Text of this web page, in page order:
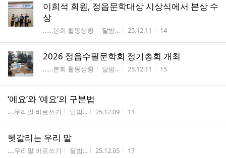
이희석 회원, 정읍문학대상 시상식에서 본상 수
상
게시판명
……본회 활동상황 작성자
달밤... 작성시간
25.12.11 조회수
14
2026 정읍수필문학회 정기총회 개최
게시판명
……본회 활동상황 작성자
달밤... 작성시간
25.12.11 조회수
15
‘에요’와 ‘예요’의 구분법
게시판명
….우리말 바로쓰기 작성자
달밤... 작성시간
25.12.09 조회수
11
헷갈리는 우리 말
게시판명
….우리말 바로쓰기 작성자
달밤... 작성시간
25.12.05 조회수
17